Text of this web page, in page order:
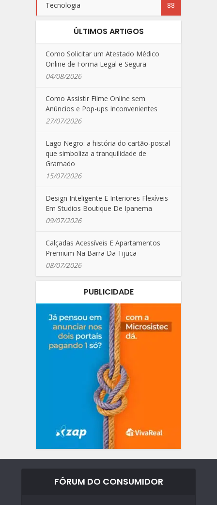
Tecnologia 88
ÚLTIMOS ARTIGOS
Como Solicitar um Atestado Médico
Online de Forma Legal e Segura
04/08/2026
Como Assistir Filme Online sem
Anúncios e Pop-ups Inconvenientes
27/07/2026
Lago Negro: a história do cartão-postal
que simboliza a tranquilidade de
Gramado
15/07/2026
Design Inteligente E Interiores Flexíveis
Em Studios Boutique De Ipanema
09/07/2026
Calçadas Acessíveis E Apartamentos
Premium Na Barra Da Tijuca
08/07/2026
PUBLICIDADE
FÓRUM DO CONSUMIDOR